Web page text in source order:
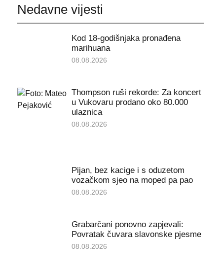
Nedavne vijesti
Kod 18-godišnjaka pronađena
marihuana
08.08.2026
Thompson ruši rekorde: Za koncert
u Vukovaru prodano oko 80.000
ulaznica
08.08.2026
Pijan, bez kacige i s oduzetom
vozačkom sjeo na moped pa pao
08.08.2026
Grabarčani ponovno zapjevali:
Povratak čuvara slavonske pjesme
08.08.2026